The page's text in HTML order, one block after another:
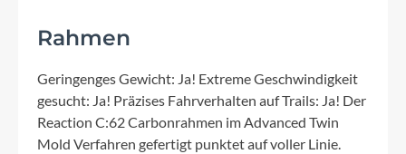
Rahmen
Geringenges Gewicht: Ja! Extreme Geschwindigkeit
gesucht: Ja! Präzises Fahrverhalten auf Trails: Ja! Der
Reaction C:62 Carbonrahmen im Advanced Twin
Mold Verfahren gefertigt punktet auf voller Linie.